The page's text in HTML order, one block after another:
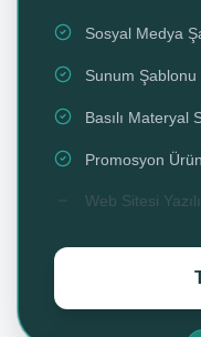
Sosyal Medya
Sunum
Basılı Materyal
Promosyon
Web Sitesi